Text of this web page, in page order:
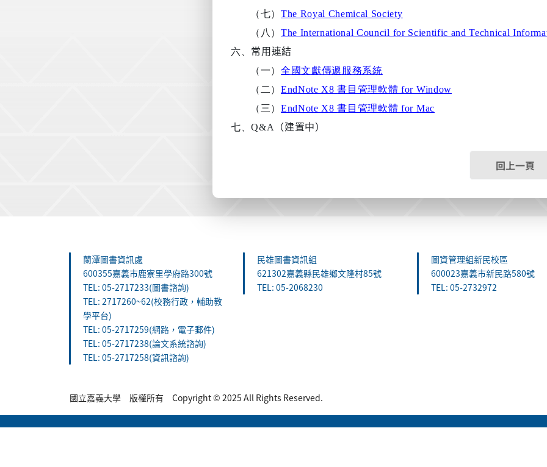
（七）The Royal Chemical Society
（八）The International Council for Scientific and Technical
六、 常用連結
（一）全國文獻傳遞服務系統
（二）EndNote X8書目管理軟體 for Window
（三）EndNote X8書目管理軟體 for Mac
七、Q&A （建置中）
回上一頁
蘭潭圖書資訊處
600355嘉義市鹿寮里學府路300號
TEL: 05-2717233(圖書諮詢)
TEL: 2717260~62(校務行政，輔助教
學平台)
TEL: 05-2717259(網路，電子郵件)
TEL: 05-2717238(論文系統諮詢)
TEL: 05-2717258(資訊諮詢)
民雄圖書資訊組
621302嘉義縣民雄鄉文隆村85號
TEL: 05-2068230
圖資管理組新民校區
600023嘉義市新民路580號
TEL: 05-2732972
國立嘉義大學 版權所有 Copyright © 2025 All Rights Reserved.